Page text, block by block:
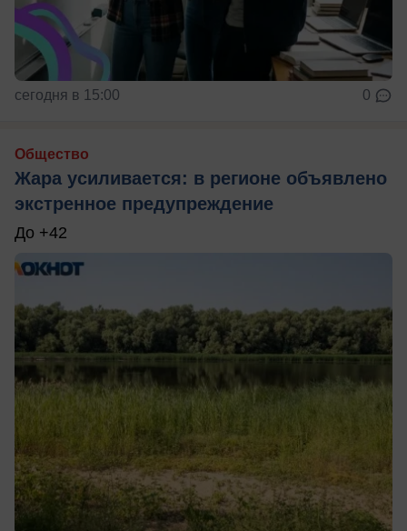
сегодня в 15:00 0
Общество
Жара усиливается: в регионе объявлено
экстренное предупреждение
До +42